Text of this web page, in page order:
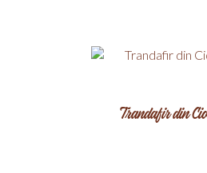
Trandafir din